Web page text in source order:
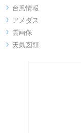
 台風情報
 アメダス
 雲画像
 天気図類